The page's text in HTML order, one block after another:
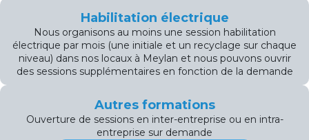
Habilitation électrique
Nous organisons au moins une session habilitation
électrique par mois (une initiale et un recyclage sur chaque
niveau) dans nos locaux à Meylan et nous pouvons ouvrir
des sessions supplémentaires en fonction de la demande
Autres formations
Ouverture de sessions en inter-entreprise ou en intra-
entreprise sur demande